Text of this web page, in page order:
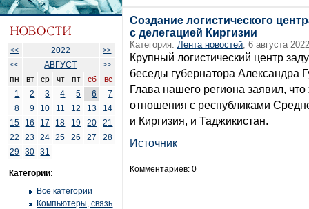
<< 2022
>>
<<
АВГУСТ >>
пн вт ср чт пт сб
вс
1
2 3 4 5 6
7
8
9 10 11 12 13
14
15
16 17 18 19 20
21
22
23 24 25 26 27
28
29
30 31
Категории:
Все категории
Компьютеры, связь
Создание логистического
с делегацией Киргизии
Категория: Лента новостей, 6 августа
Крупный логистический центр
беседы губернатора Александра
Глава нашего региона заявил,
отношения с республиками
и Киргизия, и Таджикистан.
Источник
Комментариев: 0